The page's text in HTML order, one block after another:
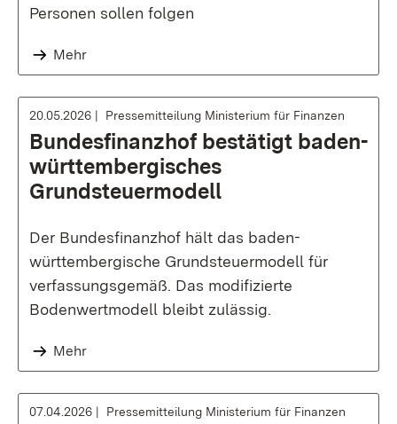
Personen sollen folgen
Mehr
20.05.2026 Pressemitteilung Ministerium für Finanzen
Bundesfinanzhof bestätigt baden-
württembergisches
Grundsteuermodell
Der Bundesfinanzhof hält das baden-
württembergische Grundsteuermodell für
verfassungsgemäß. Das modifizierte
Bodenwertmodell bleibt zulässig.
Mehr
07.04.2026 Pressemitteilung Ministerium für Finanzen